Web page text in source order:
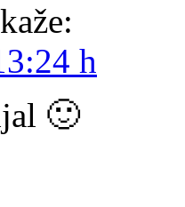
kaže:
h
🙂